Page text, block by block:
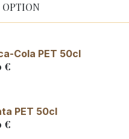
OPTION
Cola PET 50cl
€
PET 50cl
€